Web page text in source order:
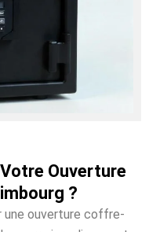
Ouverture
?
une ouverture coffre-